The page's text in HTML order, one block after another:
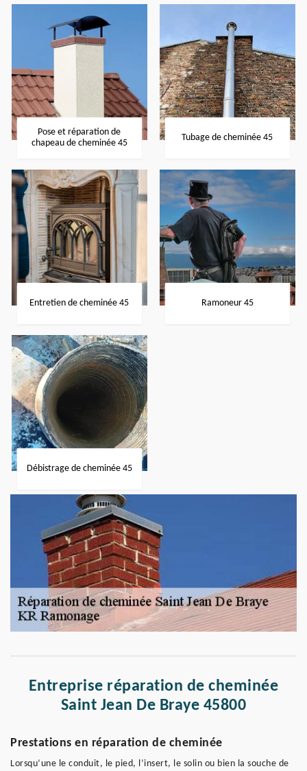
Pose et réparation de
chapeau de cheminée 45
Tubage de cheminée 45
Entretien de cheminée 45 Ramoneur 45
Débistrage de cheminée 45
Entreprise réparation de cheminée
Saint Jean De Braye 45800
Prestations en réparation de cheminée
Lorsqu’une le conduit, le pied, l’insert, le solin ou bien la souche de